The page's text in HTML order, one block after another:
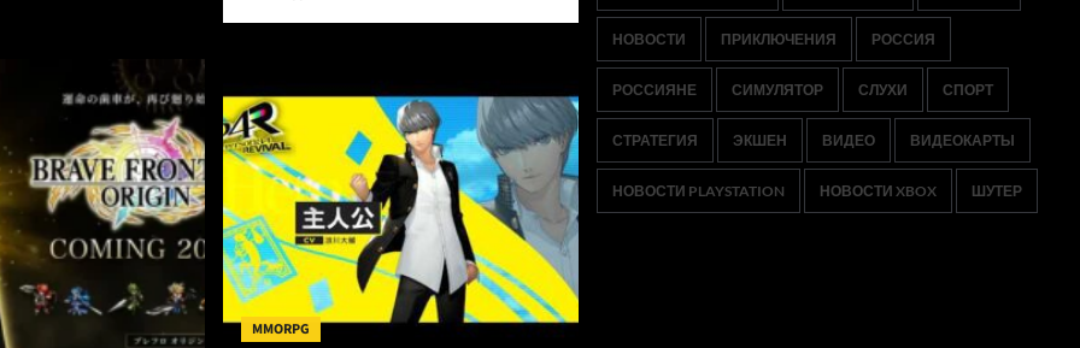
на
закрытых
платформах
игрокам
не
принедлежат»:
В
Digital
Foundry
призвали
MMORPG
НОВОСТИ ПРИКЛЮЧЕНИЯ РОССИЯ
РОССИЯНЕ СИМУЛЯТОР СЛУХИ СПОРТ
СТРАТЕГИЯ ЭКШЕН ВИДЕО ВИДЕОКАРТЫ
НОВОСТИ PLAYSTATION НОВОСТИ XBOX ШУТЕР